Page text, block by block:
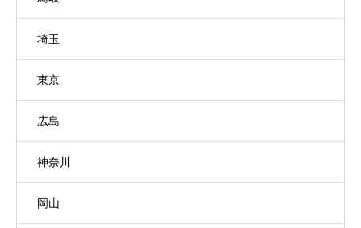
埼玉
東京
広島
神奈川
岡山